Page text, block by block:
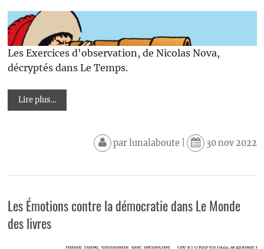
Les Exercices d'observation, de Nicolas Nova,
décryptés dans Le Temps.
Lire plus...
parlunalaboute| 30 nov 2022
Les Émotions contre la démocratie dans Le Monde
des livres